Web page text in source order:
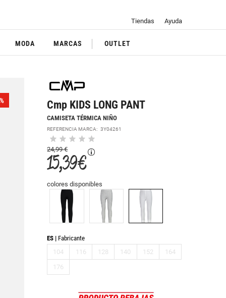
Tiendas Ayuda
MODA MARCAS OUTLET
Cmp KIDS LONG PANT
CAMISETA TÉRMICA NIÑO
REFERENCIA MARCA:3Y04261
24,99 €
15,39 €
colores disponibles
ES
Fabricante
104
116 128 140 152
164
176
%